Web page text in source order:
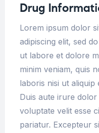
Drug
Lorem ipsum dolor
adipiscing elit, sed
ut labore et dolore
minim veniam, quis
laboris nisi ut aliquip
Duis aute irure
voluptate velit esse
pariatur. Excepteur